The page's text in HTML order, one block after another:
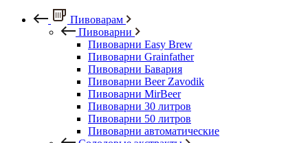
Пивоварам
Пивоварни
Пивоварни Easy Brew
Пивоварни Grainfather
Пивоварни Бавария
Пивоварни Beer Zavodik
Пивоварни MirBeer
Пивоварни 30 литров
Пивоварни 50 литров
Пивоварни автоматические